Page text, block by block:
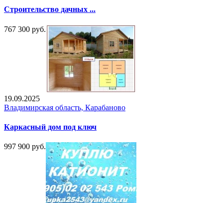
Строительство дачных ...
767 300 руб.
19.09.2025
Владимирская область, Карабаново
Каркасный дом под ключ
997 900 руб.